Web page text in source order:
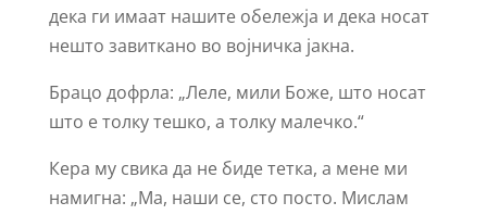
дека ги имаат нашите обележја и дека носат
нешто завиткано во војничка јакна.
Брацо дофрла: „Леле, мили Боже, што носат
што е толку тешко, а толку малечко.“
Кера му свика да не биде тетка, а мене ми
намигна: „Ма, наши се, сто посто. Мислам